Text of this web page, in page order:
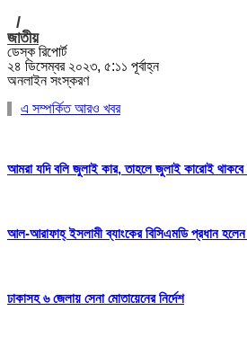
/
জাতীয়
ডেস্ক রিপোর্ট
২৪ ডিসেম্বর ২০২৩, ৫:১১ পূর্বাহ্ন
অনলাইন সংস্করণ
এ সম্পর্কিত আরও খবর
আমরা যদি বলি জুলাই কার, তাহলে জুলাই কারোই থাকবে
আল-আরাফাহ্ ইসলামী ব্যাংকের বিসিএমডি প্রধান
ঢাকাসহ ৬ জেলায় সেনা মোতায়েনের নির্দেশ